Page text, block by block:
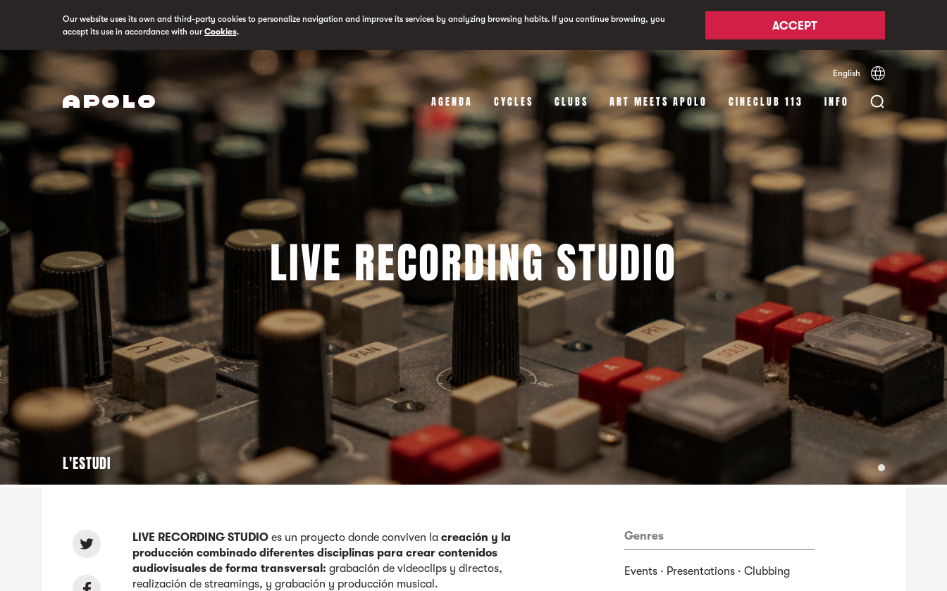
Our website uses its own and third-party cookies to personalize navigation and improve its services by analyzing browsing habits. If you continue browsing, you
accept its use in accordance with ourCookies. ACCEPT
English Español
AGENDA CYCLES CLUBS ART MEETS APOLO CINECLUB 113 INFO
LIVE RECORDING STUDIO
L'ESTUDI
LIVE RECORDING STUDIOes un proyecto donde conviven lacreación y la
producción combinado diferentes disciplinas para crear contenidos
audiovisuales de forma transversal: grabación de videoclips y directos,
realización de streamings, y grabación y producción musical.
Genres
Events · Presentations · Clubbing